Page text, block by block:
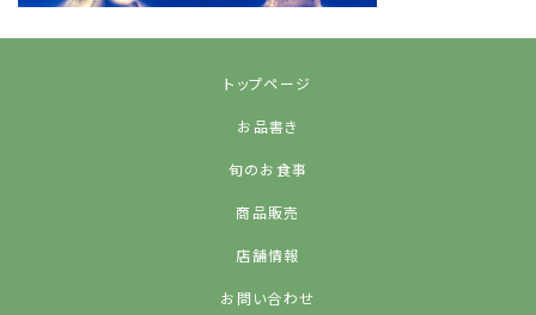
トップページ
お品書き
旬のお食事
商品販売
店舗情報
お問い合わせ